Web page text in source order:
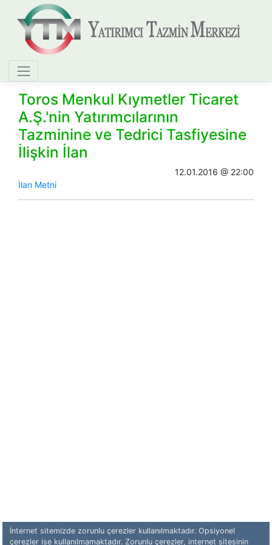
Toros Menkul Kıymetler Ticaret
A.Ş.'nin Yatırımcılarının
Tazminine ve Tedrici Tasfiyesine
İlişkin İlan
12.01.2016 @ 22:00
​İlan Metni
İnternet sitemizde zorunlu çerezler kullanılmaktadır. Opsiyonel
çerezler ise kullanılmamaktadır. Zorunlu çerezler, internet sitesinin